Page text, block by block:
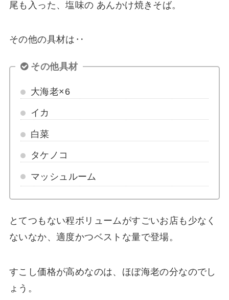
尾も入った、塩味の あんかけ焼きそば。
その他の具材は‥
その他具材
大海老×6
イカ
白菜
タケノコ
マッシュルーム
とてつもない程ボリュームがすごいお店も少なく
ないなか、適度かつベストな量で登場。
すこし価格が高めなのは、ほぼ海老の分なのでし
ょう。